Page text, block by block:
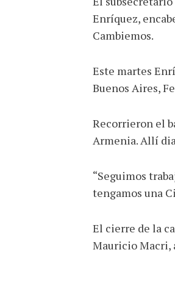
Enríquez,
Cambiemos.
Este martes
Buenos Aires,
Recorrieron el
Armenia. Allí
“Seguimos
tengamos una
El cierre de la
Mauricio Macri,